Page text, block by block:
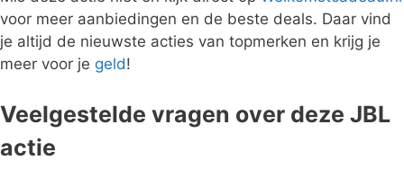
voor meer aanbiedingen en de beste deals. Daar vind
je altijd de nieuwste acties van topmerken en krijg je
meer voor je geld!
Veelgestelde vragen over deze JBL
actie